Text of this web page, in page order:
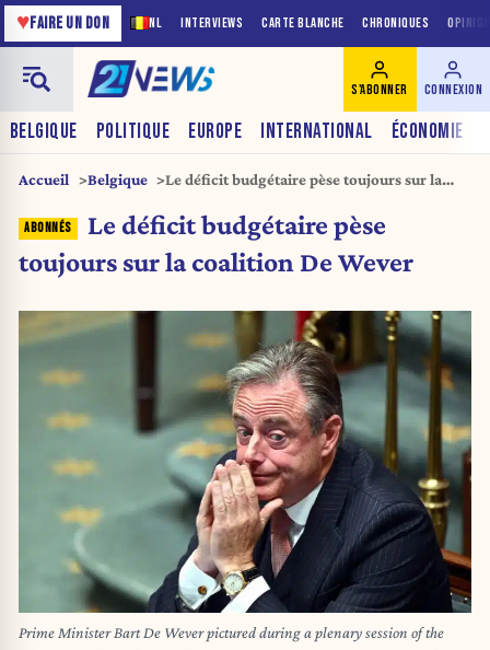
NL INTERVIEWS CARTE BLANCHE CHRONIQUES
♥FAIRE UN DON
BELGIQUE POLITIQUE EUROPE INTERNATIONAL ÉCONOMIE
S'ABONNER CONNEXION
Accueil Belgique
Le déficit budgétaire pèse toujours sur la
Le déficit budgétaire pèse
toujours sur la coalition De Wever
Prime Minister Bart De Wever pictured during a plenary session of the